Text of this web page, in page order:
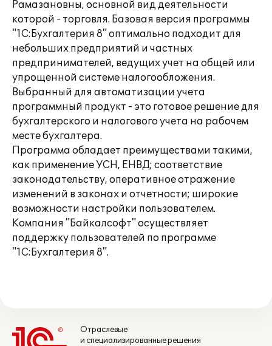
Рамазановны, основной вид деятельности
которой - торговля. Базовая версия программы
"1С:Бухгалтерия 8" оптимально подходит для
небольших предприятий и частных
предпринимателей, ведущих учет на общей или
упрощенной системе налогообложения.
Выбранный для автоматизации учета
программный продукт - это готовое решение для
бухгалтерского и налогового учета на рабочем
месте бухгалтера.
Программа обладает преимуществами такими,
как применение УСН, ЕНВД; соответствие
законодательству, оперативное отражение
изменений в законах и отчетности; широкие
возможности настройки пользователем.
Компания "Байкалсофт" осуществляет
поддержку пользователей по программе
"1С:Бухгалтерия 8".
Отраслевые
и специализированные решения